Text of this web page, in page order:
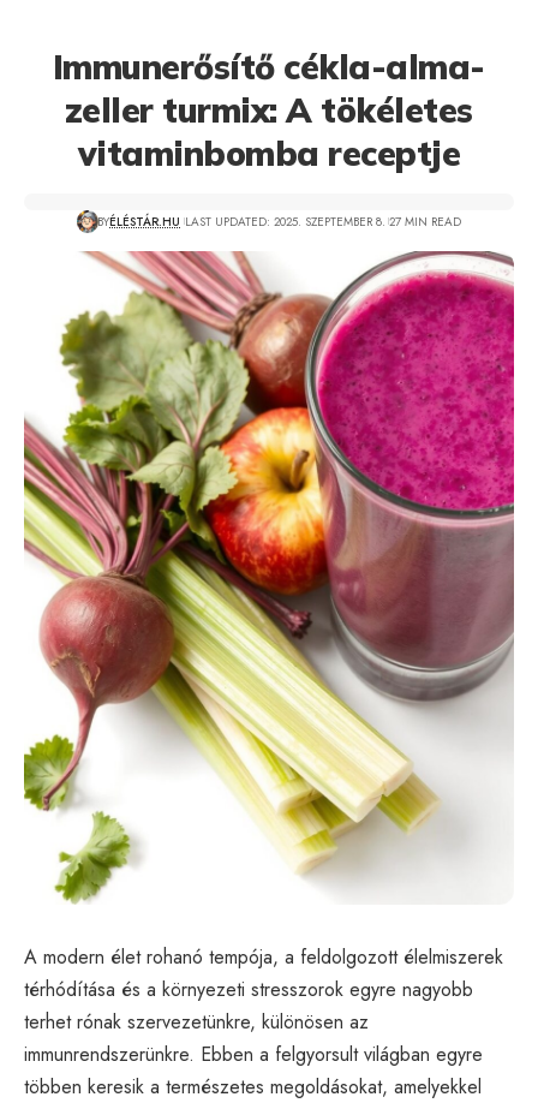
Immunerősítő cékla-alma-
zeller turmix: A tökéletes
vitaminbomba receptje
BYÉLÉSTÁR.HU LAST UPDATED: 2025. SZEPTEMBER 8. 27 MIN READ
A modern élet rohanó tempója, a feldolgozott élelmiszerek
térhódítása és a környezeti stresszorok egyre nagyobb
terhet rónak szervezetünkre, különösen az
immunrendszerünkre. Ebben a felgyorsult világban egyre
többen keresik a természetes megoldásokat, amelyekkel